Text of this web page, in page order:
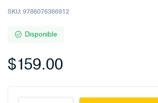
SKU: 9786076366912
Disponible
$159.00